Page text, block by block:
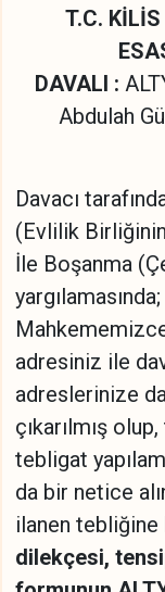
T.C.
DAVALI :
Abdulah
Davacı
(Evlilik
İle Boşanma
yargılamasında;
adresiniz ile
adreslerinize
çıkarılmış
tebligat
da bir netice
ilanen
dilekçesi,